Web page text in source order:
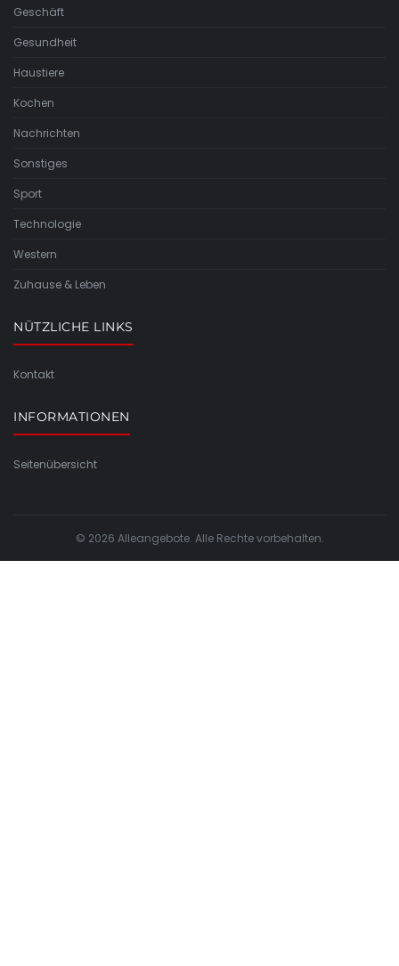
Geschäft
Gesundheit
Haustiere
Kochen
Nachrichten
Sonstiges
Sport
Technologie
Western
Zuhause & Leben
NÜTZLICHE LINKS
Kontakt
INFORMATIONEN
Seitenübersicht
© 2026 Alleangebote. Alle Rechte vorbehalten.